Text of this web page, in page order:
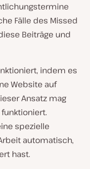
Fälle des Missed
Beiträge und
indem es
Website auf
Ansatz mag
spezielle
automatisch,
hast.